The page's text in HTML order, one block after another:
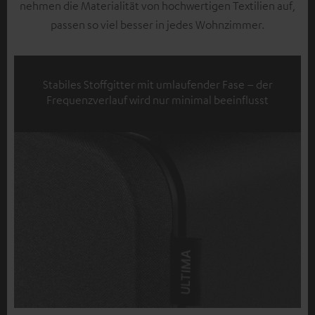
nehmen die Materialität von hochwertigen Textilien auf,
passen so viel besser in jedes Wohnzimmer.
Stabiles Stoffgitter mit umlaufender Fase – der
Frequenzverlauf wird nur minimal beeinflusst